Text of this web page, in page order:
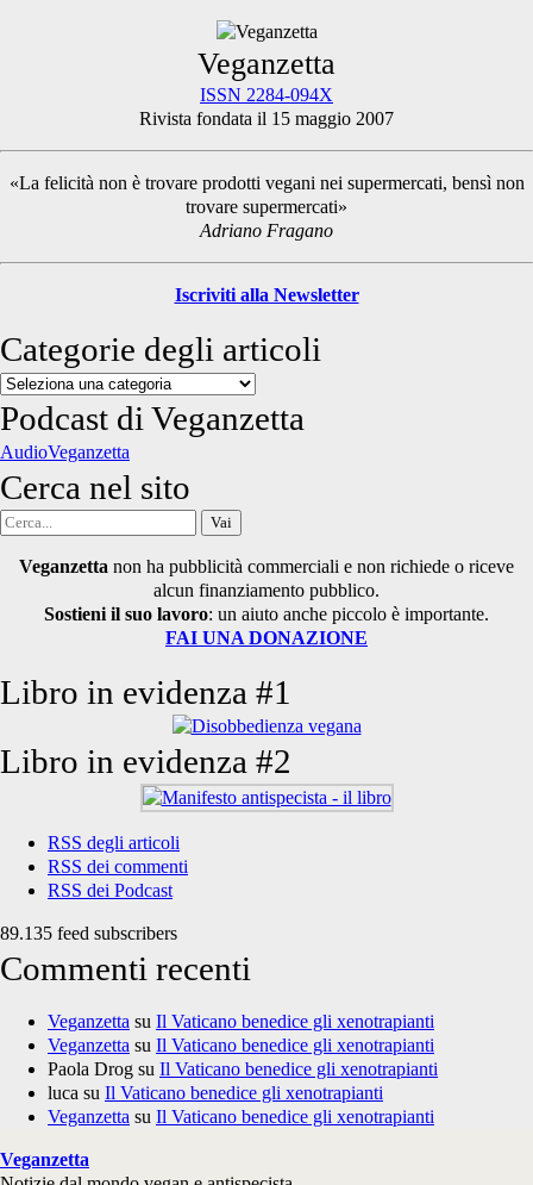
Sidebar
Veganzetta
ISSN 2284-094X
Rivista fondata il 15 maggio 2007
«La felicità non è trovare prodotti vegani nei supermercati, bensì non
trovare supermercati»
Adriano Fragano
Iscriviti alla Newsletter
Categorie degli articoli
Categorie
degli
articoli
Podcast di Veganzetta
AudioVeganzetta
Cerca nel sito
Cerca
Veganzetta non ha pubblicità commerciali e non richiede o riceve
alcun finanziamento pubblico.
Sostieni il suo lavoro: un aiuto anche piccolo è importante.
FAI UNA DONAZIONE
Libro in evidenza #1
Libro in evidenza #2
RSS degli articoli
RSS dei commenti
RSS dei Podcast
89.135 feed subscribers
Commenti recenti
Veganzetta su Il Vaticano benedice gli xenotrapianti
Veganzetta su Il Vaticano benedice gli xenotrapianti
Paola Drog su Il Vaticano benedice gli xenotrapianti
luca su Il Vaticano benedice gli xenotrapianti
Veganzetta su Il Vaticano benedice gli xenotrapianti
Veganzetta